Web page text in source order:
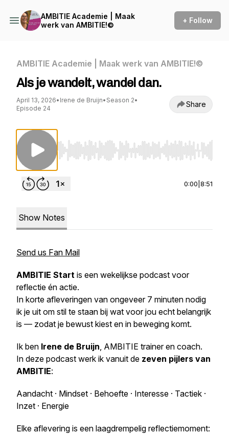
AMBITIE Academie | Maak
werk van AMBITIE!©
+ Follow
AMBITIE Academie | Maak werk van AMBITIE!©
Als je wandelt, wandel dan.
April 13, 2026• Irene de Bruijn• Season 2•
Episode 24
Share
Use Left/Right to seek, Home/End to jump
0:00 8:51
Show Notes
Send us Fan Mail
AMBITIE Start is een wekelijkse podcast voor
reflectie én actie.
In korte afleveringen van ongeveer 7 minuten nodig
ik je uit om stil te staan bij wat voor jou echt belangrijk
is — zodat je bewust kiest en in beweging komt.
Ik ben Irene de Bruijn, AMBITIE trainer en coach.
In deze podcast werk ik vanuit de zeven pijlers van
AMBITIE:
Aandacht · Mindset · Behoefte · Interesse · Tactiek ·
Inzet · Energie
Elke aflevering is een laagdrempelig reflectiemoment: